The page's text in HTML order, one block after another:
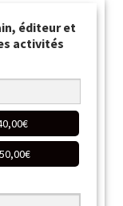
éditeur et
activités
€
€